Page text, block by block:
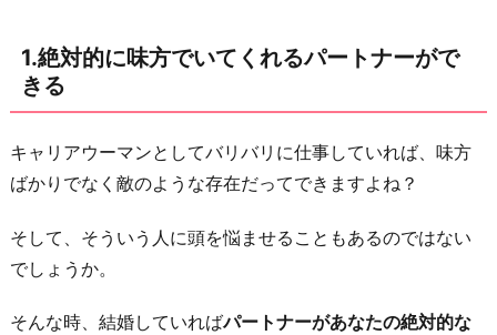
が
で
き
る
2.
ニ
ュ
1.絶対的に味方でいてくれるパートナーがで
きる
キャリアウーマンとしてバリバリに仕事していれば、味方
ばかりでなく敵のような存在だってできますよね？
そして、そういう人に頭を悩ませることもあるのではない
でしょうか。
そんな時、結婚していればパートナーがあなたの絶対的な